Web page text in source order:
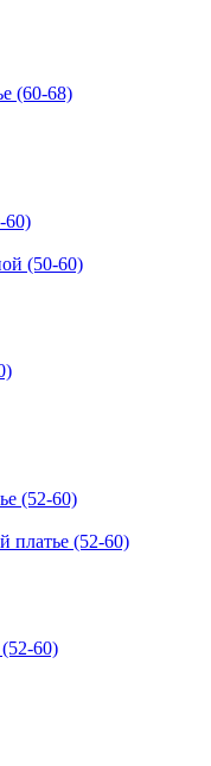
(60-68)
(50-60)
платье (52-60)
60)